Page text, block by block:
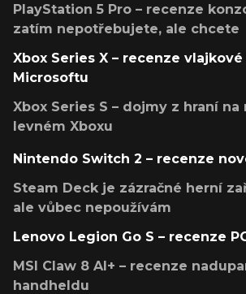
PlayStation 5 Pro – recenze
zatím nepotřebujete, ale chcete
Xbox Series X – recenze
Microsoftu
Xbox Series S – dojmy z hraní na
levném Xboxu
Nintendo Switch 2 – recenze
Steam Deck je zázračné herní
ale vůbec nepoužívám
Lenovo Legion Go S – recenze
MSI Claw 8 AI+ – recenze
handheldu